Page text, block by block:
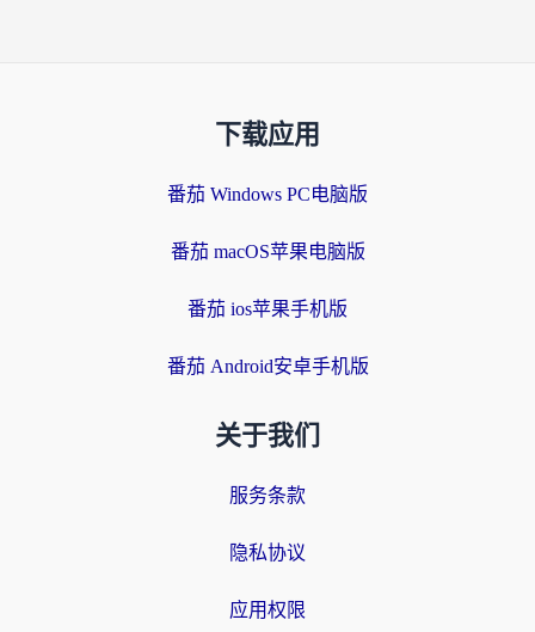
下载应用
番茄 Windows PC电脑版
番茄 macOS苹果电脑版
番茄 ios苹果手机版
番茄 Android安卓手机版
关于我们
服务条款
隐私协议
应用权限